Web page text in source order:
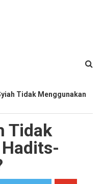
Tidak Menggunakan
Tidak